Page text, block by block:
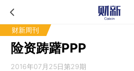
财新周刊
险资踌躇PPP
2016年07月25日第29期